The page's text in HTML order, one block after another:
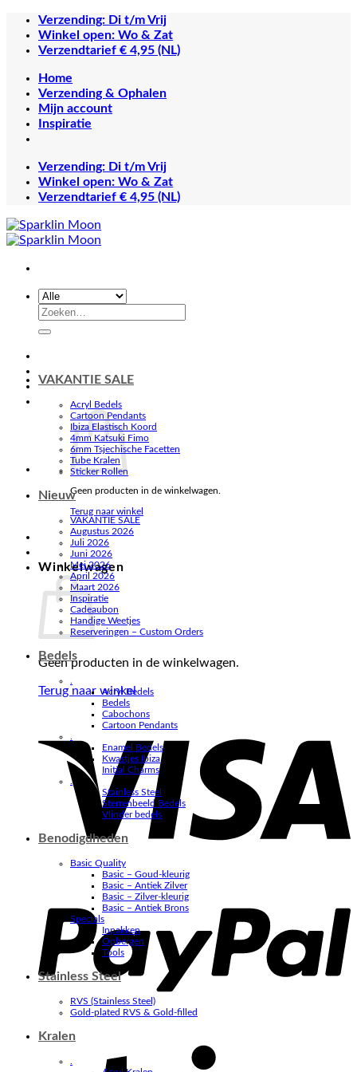
naar
inhoud
Verzending: Di t/m Vrij
Winkel open: Wo & Zat
Verzendtarief € 4,95 (NL)
Home
Verzending & Ophalen
Mijn account
Inspiratie
Verzending: Di t/m Vrij
Winkel open: Wo & Zat
Verzendtarief € 4,95 (NL)
Zoeken
Geen producten in de winkelwagen.
Terug naar winkel
Winkelwagen
Geen producten in de winkelwagen.
Terug naar winkel
VAKANTIE SALE
Acryl Bedels
Cartoon Pendants
Ibiza Elastisch Koord
4mm Katsuki Fimo
6mm Tsjechische Facetten
Tube Kralen
Sticker Rollen
Nieuw
VAKANTIE SALE
Augustus 2026
Juli 2026
Juni 2026
Mei 2026
April 2026
Maart 2026
Inspiratie
Cadeaubon
Handige Weetjes
Reserveringen – Custom Orders
Bedels
.
Acryl Bedels
Bedels
Cabochons
Cartoon Pendants
.
Enamel Bedels
Kwastjes Ibiza
Initial Charms
.
Stainless Steel
Sterrenbeeld Bedels
Vlinder bedels
Benodigdheden
Basic Quality
Basic – Goud-kleurig
Basic – Antiek Zilver
Basic – Zilver-kleurig
Basic – Antiek Brons
Specials
Inpakken
Opbergen
Tools
Stainless Steel
RVS (Stainless Steel)
Gold-plated RVS & Gold-filled
Kralen
.